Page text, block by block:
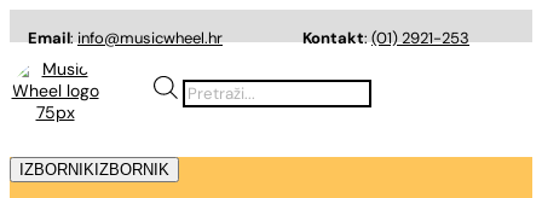
Email:info@musicwheel.hr Kontakt:(01) 2921-253
Products
search
IZBORNIK IZBORNIK